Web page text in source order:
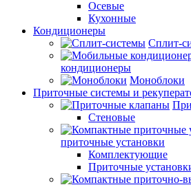
Осевые
Кухонные
Кондиционеры
Сплит-
кондиционеры
Моноблоки
Приточные системы и
Стеновые
приточные установки
Комплектующие
Приточные